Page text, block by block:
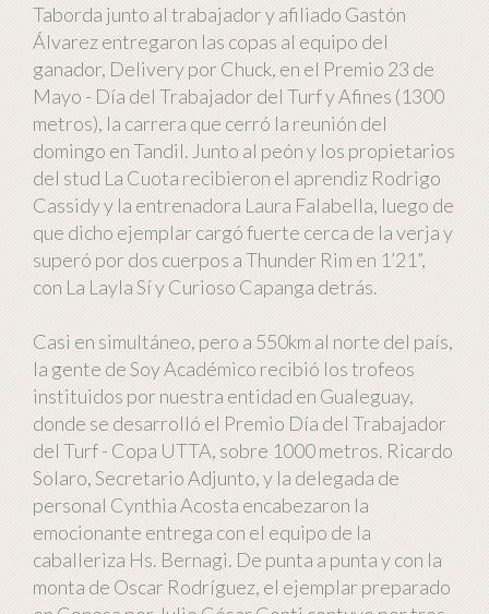
Taborda junto al trabajador y afiliado Gastón
Álvarez entregaron las copas al equipo del
ganador, Delivery por Chuck, en el Premio 23 de
Mayo - Día del Trabajador del Turf y Afines (1300
metros), la carrera que cerró la reunión del
domingo en Tandil. Junto al peón y los propietarios
del stud La Cuota recibieron el aprendiz Rodrigo
Cassidy y la entrenadora Laura Falabella, luego de
que dicho ejemplar cargó fuerte cerca de la verja y
superó por dos cuerpos a Thunder Rim en 1’21”,
con La Layla Sí y Curioso Capanga detrás.
Casi en simultáneo, pero a 550km al norte del país,
la gente de Soy Académico recibió los trofeos
instituidos por nuestra entidad en Gualeguay,
donde se desarrolló el Premio Día del Trabajador
del Turf - Copa UTTA, sobre 1000 metros. Ricardo
Solaro, Secretario Adjunto, y la delegada de
personal Cynthia Acosta encabezaron la
emocionante entrega con el equipo de la
caballeriza Hs. Bernagi. De punta a punta y con la
monta de Oscar Rodríguez, el ejemplar preparado